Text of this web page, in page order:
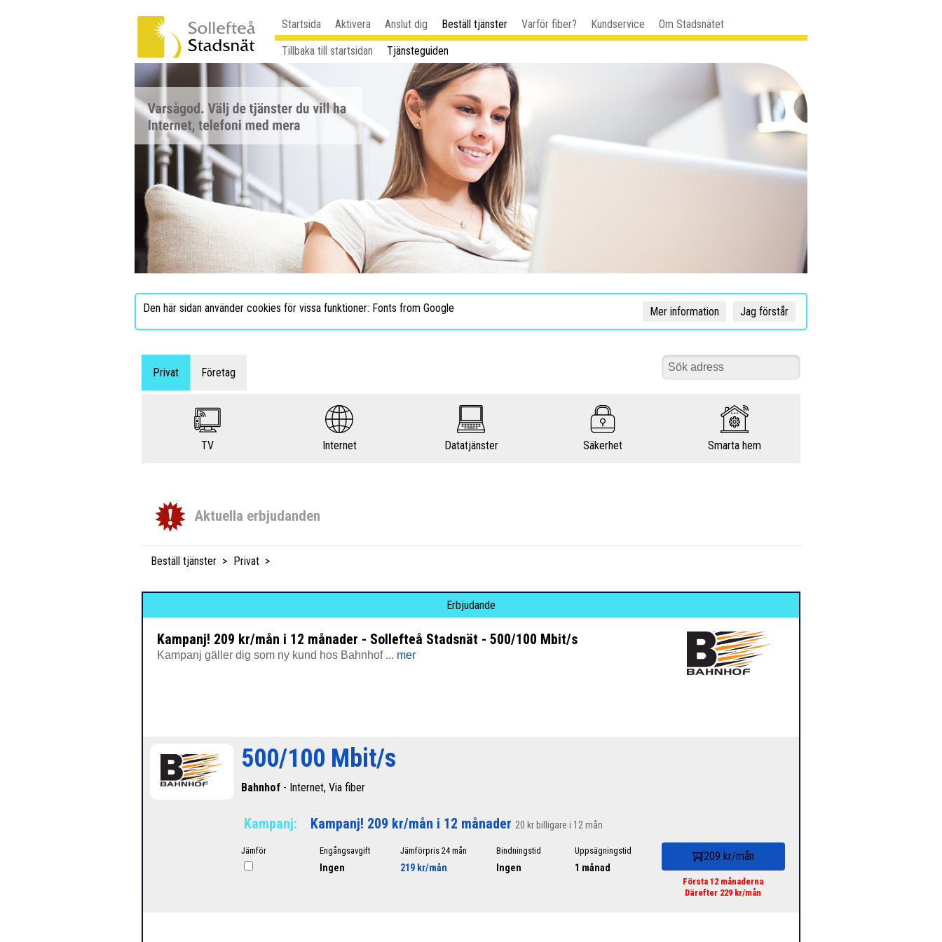
Startsida Aktivera Anslut dig Beställ tjänster Varför fiber? Kundservice
Om Stadsnätet
Tillbaka till startsidan
Tjänsteguiden
Den här sidan använder cookies för vissa funktioner: Fonts from Google Jag förstår
Mer information
Privat Företag
TV Internet Datatjänster Säkerhet Smarta hem
Aktuella erbjudanden
Beställ tjänster Privat
Erbjudande
Kampanj! 209 kr/mån i 12 månader - Sollefteå Stadsnät - 500/100 Mbit/s
Kampanj gäller dig som ny kund hos Bahnhof ... mer
500/100 Mbit/s
Bahnhof - Internet, Via fiber
Kampanj: Kampanj! 209 kr/mån i 12 månader 20 kr billigare i 12 mån
Jämför Engångsavgift
Ingen
Jämförpris 24 mån
219 kr/mån
Bindningstid
Ingen
Uppsägningstid
1 månad
209 kr/mån
Första 12 månaderna
Därefter 229 kr/mån